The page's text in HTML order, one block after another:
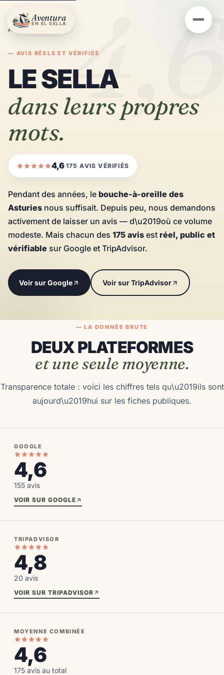
Aventura
EN EL SELLA
Accueil
— AVIS RÉELS ET VÉRIFIÉS
LE SELLA
dans leurs propres
mots.
4,6 175 AVIS VÉRIFIÉS
Pendant des années, le bouche-à-oreille des
Asturies nous suffisait. Depuis peu, nous demandons
activement de laisser un avis — d\u2019où ce volume
modeste. Mais chacun des 175 avis est réel, public et
vérifiable sur Google et TripAdvisor.
Voir sur Google Voir sur TripAdvisor
— LA DONNÉE BRUTE
DEUX PLATEFORMES
et une seule moyenne.
Transparence totale : voici les chiffres tels qu\u2019ils sont
aujourd\u2019hui sur les fiches publiques.
GOOGLE
4,6
155 avis
VOIR SUR GOOGLE
TRIPADVISOR
4,8
20 avis
VOIR SUR TRIPADVISOR
MOYENNE COMBINÉE
4,6
175 avis au total